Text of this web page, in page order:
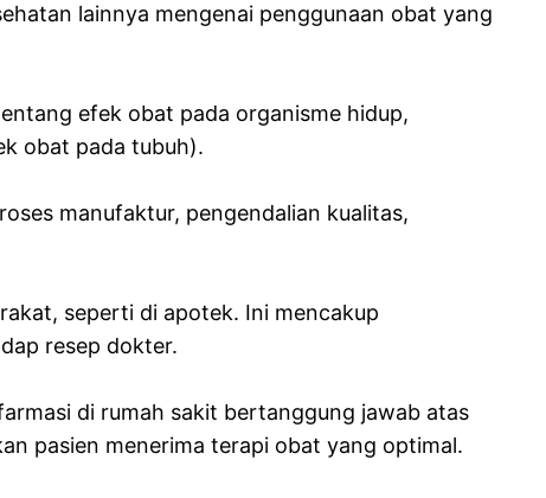
lainnya mengenai penggunaan obat yang
efek obat pada organisme hidup,
obat pada tubuh).
manufaktur, pengendalian kualitas,
seperti di apotek. Ini mencakup
resep dokter.
di rumah sakit bertanggung jawab atas
pasien menerima terapi obat yang optimal.